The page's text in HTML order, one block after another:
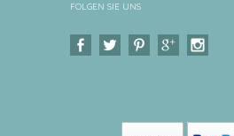
FOLGEN SIE UNS